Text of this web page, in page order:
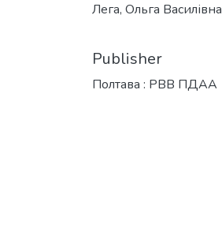
Лега, Ольга Василівна
Publisher
Полтава : РВВ ПДАА